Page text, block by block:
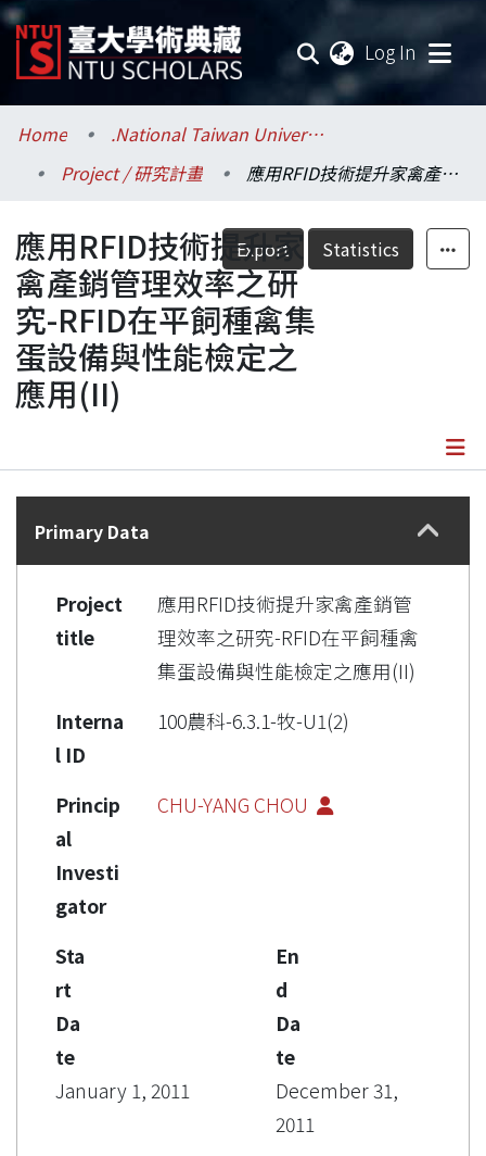
Log In
Communities & Collections
Research Outputs
Fundings & Projects
Researchers
Organizations
Statistics
Home
.National Taiwan University / 國立臺灣大學
Project / 研究計畫
應用RFID技術提升家禽產銷管理效率之研究-RFID在平飼種禽集蛋設備與性能檢定之應用(II)
Export Statistics
應用RFID技術提升家
禽產銷管理效率之研
究-RFID在平飼種禽集
蛋設備與性能檢定之
應用(II)
Details
Primary Data
Project
title
應用RFID技術提升家禽產銷管
理效率之研究-RFID在平飼種禽
集蛋設備與性能檢定之應用(II)
Interna
l ID
100農科-6.3.1-牧-U1(2)
Princip
al
Investi
gator
CHU-YANG CHOU
Sta
rt
Da
te
January 1, 2011
En
d
Da
te
December 31,
2011